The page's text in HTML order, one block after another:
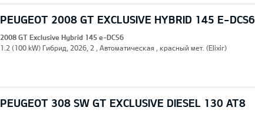
PEUGEOT 2008 GT EXCLUSIVE HYBRID 145 E-DCS6
2008 GT Exclusive Hybrid 145 e-DCS6
1.2 (100 kW) Гибрид, 2026, 2 , Автоматическая , красный мет. (Elixir)
PEUGEOT 308 SW GT EXCLUSIVE DIESEL 130 AT8